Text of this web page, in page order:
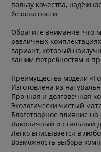
пользу качества,
безопасности!
Обратите внимание, что
различных
вариант, который
вашим потребностям и
Преимущества модели
Изготовлена из
Прочная и долговечная
Экологически чистый
Благотворное влияние на
Лаконичный и стильный
Легко вписывается в
Возможность выбора